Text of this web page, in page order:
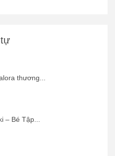
thương...
– Bé Tập...